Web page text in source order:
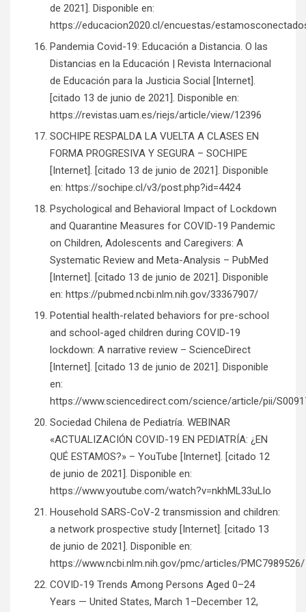
de 2021]. Disponible en:
https://educacion2020.cl/encuestas/
Pandemia Covid-19: Educación a Distancia. O las
Distancias en la Educación | Revista Internacional
de Educación para la Justicia Social [Internet].
[citado 13 de junio de 2021]. Disponible en:
https://revistas.uam.es/riejs/article/view/12396
SOCHIPE RESPALDA LA VUELTA A CLASES EN
FORMA PROGRESIVA Y SEGURA – SOCHIPE
[Internet]. [citado 13 de junio de 2021]. Disponible
en: https://sochipe.cl/v3/post.php?id=4424
Psychological and Behavioral Impact of Lockdown
and Quarantine Measures for COVID-19 Pandemic
on Children, Adolescents and Caregivers: A
Systematic Review and Meta-Analysis – PubMed
[Internet]. [citado 13 de junio de 2021]. Disponible
en: https://pubmed.ncbi.nlm.nih.gov/33367907/
Potential health-related behaviors for pre-school
and school-aged children during COVID-19
lockdown: A narrative review – ScienceDirect
[Internet]. [citado 13 de junio de 2021]. Disponible
en:
https://www.sciencedirect.com/science/article/pii/
Sociedad Chilena de Pediatría. WEBINAR
«ACTUALIZACIÓN COVID-19 EN PEDIATRÍA: ¿EN
QUÉ ESTAMOS?» – YouTube [Internet]. [citado 12
de junio de 2021]. Disponible en:
https://www.youtube.com/watch?v=nkhML33uLlo
Household SARS-CoV-2 transmission and children:
a network prospective study [Internet]. [citado 13
de junio de 2021]. Disponible en:
https://www.ncbi.nlm.nih.gov/pmc/articles/PMC7989526/
COVID-19 Trends Among Persons Aged 0–24
Years — United States, March 1–December 12,